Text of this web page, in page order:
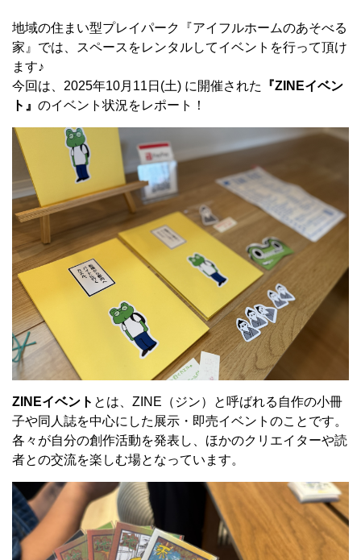
地域の住まい型プレイパーク『アイフルホームのあそべる
家』では、スペースをレンタルしてイベントを行って頂け
ます♪
今回は、2025年10月11日(土) に開催された
『ZINEイベン
ト』 のイベント状況をレポート！
ZINEイベント とは、ZINE（ジン）と呼ばれる自作の小冊
子や同人誌を中心にした展示・即売イベントのことです。
各々が自分の創作活動を発表し、ほかのクリエイターや読
者との交流を楽しむ場となっています。